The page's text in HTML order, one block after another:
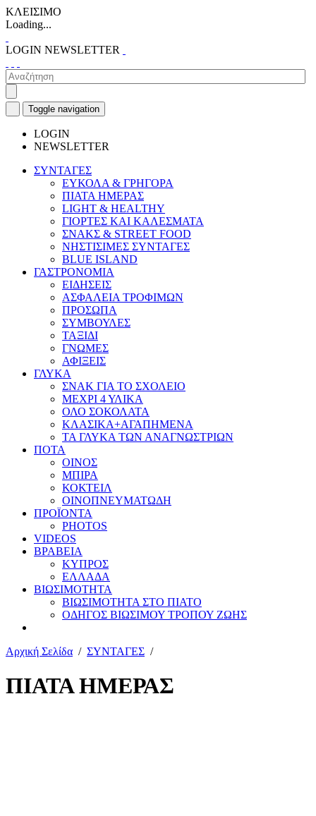
ΚΛΕΙΣΙΜΟ
Loading...
LOGIN NEWSLETTER
Toggle navigation
LOGIN
NEWSLETTER
ΣΥΝΤΑΓΕΣ
ΕΥΚΟΛΑ & ΓΡΗΓΟΡΑ
ΠΙΑΤΑ ΗΜΕΡΑΣ
LIGHT & HEALTHY
ΓΙΟΡΤΕΣ ΚΑΙ ΚΑΛΕΣΜΑΤΑ
ΣΝΑΚΣ & STREET FOOD
ΝΗΣΤΙΣΙΜΕΣ ΣΥΝΤΑΓΕΣ
BLUE ISLAND
ΓΑΣΤΡΟΝΟΜΙΑ
ΕΙΔΗΣΕΙΣ
ΑΣΦΑΛΕΙΑ ΤΡΟΦΙΜΩΝ
ΠΡΟΣΩΠΑ
ΣΥΜΒΟΥΛΕΣ
ΤΑΞΙΔΙ
ΓΝΩΜΕΣ
ΑΦΙΞΕΙΣ
ΓΛΥΚΑ
ΣΝΑΚ ΓΙΑ ΤΟ ΣΧΟΛΕΙΟ
ΜΕΧΡΙ 4 ΥΛΙΚΑ
ΟΛΟ ΣΟΚΟΛΑΤΑ
ΚΛΑΣΙΚΑ+ΑΓΑΠΗΜΕΝΑ
ΤΑ ΓΛΥΚΑ ΤΩΝ ΑΝΑΓΝΩΣΤΡΙΩΝ
ΠΟΤΑ
ΟΙΝΟΣ
ΜΠΙΡΑ
ΚΟΚΤΕΙΛ
ΟΙΝΟΠΝΕΥΜΑΤΩΔΗ
ΠΡΟΪΟΝΤΑ
PHOTOS
VIDEOS
ΒΡΑΒΕΙΑ
ΚΥΠΡΟΣ
ΕΛΛΑΔΑ
ΒΙΩΣΙΜΟΤΗΤΑ
ΒΙΩΣΙΜΟΤΗΤΑ ΣΤΟ ΠΙΑΤΟ
ΟΔΗΓΟΣ ΒΙΩΣΙΜΟΥ ΤΡΟΠΟΥ ΖΩΗΣ
Αρχική Σελίδα / ΣΥΝΤΑΓΕΣ /
ΠΙΑΤΑ ΗΜΕΡΑΣ